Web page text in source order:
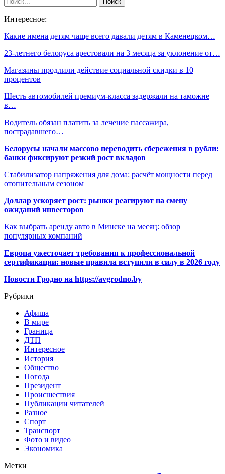
Интересное:
Какие имена детям чаще всего давали детям в Каменецком…
23-летнего белоруса арестовали на 3 месяца за уклонение от…
Магазины продлили действие социальной скидки в 10
процентов
Шесть автомобилей премиум-класса задержали на таможне
в…
Водитель обязан платить за лечение пассажира,
пострадавшего…
Белорусы начали массово переводить сбережения в рубли:
банки фиксируют резкий рост вкладов
Стабилизатор напряжения для дома: расчёт мощности перед
отопительным сезоном
Доллар ускоряет рост: рынки реагируют на смену
ожиданий инвесторов
Как выбрать аренду авто в Минске на месяц: обзор
популярных компаний
Европа ужесточает требования к профессиональной
сертификации: новые правила вступили в силу в 2026 году
Новости Гродно на https://avgrodno.by
Рубрики
Афиша
В мире
Граница
ДТП
Интересное
История
Общество
Погода
Президент
Происшествия
Публикации читателей
Разное
Спорт
Транспорт
Фото и видео
Экономика
Метки